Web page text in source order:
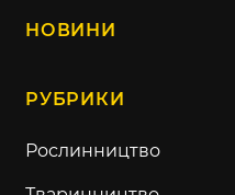
НОВИНИ
РУБРИКИ
Рослинництво